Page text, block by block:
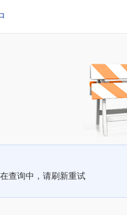
查询中，请刷新重试